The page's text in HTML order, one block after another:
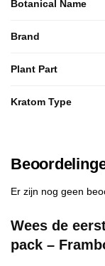
Botanical Name
Brand
Plant Part
Kratom Type
Er zijn nog geen
Wees de
pack –